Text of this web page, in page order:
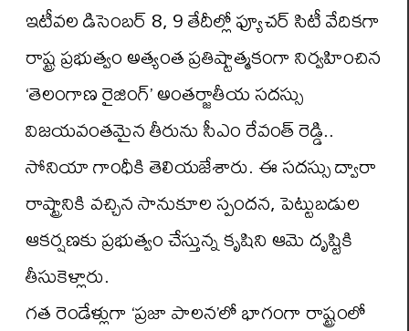
ఇటీవల డిసెంబర్ 8, 9 తేదీల్లో ఫ్యూచర్ సిటీ వేదికగా
రాష్ట్ర ప్రభుత్వం అత్యంత ప్రతిష్టాత్మకంగా నిర్వహించిన
‘తెలంగాణ రైజింగ్’ అంతర్జాతీయ సదస్సు
విజయవంతమైన తీరును సీఎం రేవంత్ రెడ్డి..
సోనియా గాంధీకి తెలియజేశారు. ఈ సదస్సు ద్వారా
రాష్ట్రానికి వచ్చిన సానుకూల స్పందన, పెట్టుబడుల
ఆకర్షణకు ప్రభుత్వం చేస్తున్న కృషిని ఆమె దృష్టికి
తీసుకెళ్లారు.
గత రెండేళ్లుగా ‘ప్రజా పాలన’లో భాగంగా రాష్ట్రంలో